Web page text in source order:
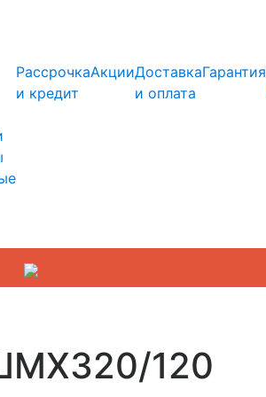
Рассрочка
и кредит
АкцииДоставка
и оплата
Гарантия
120